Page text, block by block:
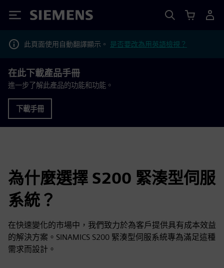
Siemens
此頁面使用自動翻譯顯示。 是否要改為用英語檢視？
在此下載產品手冊
進一步了解此產品的功能和功能。
下載手冊
為什麼選擇 S200 緊湊型伺服
系統？
在快速變化的市場中，我們致力於為客戶提供具有成本效益
的解決方案。SINAMICS S200 緊湊型伺服系統專為滿足這種
需求而設計。